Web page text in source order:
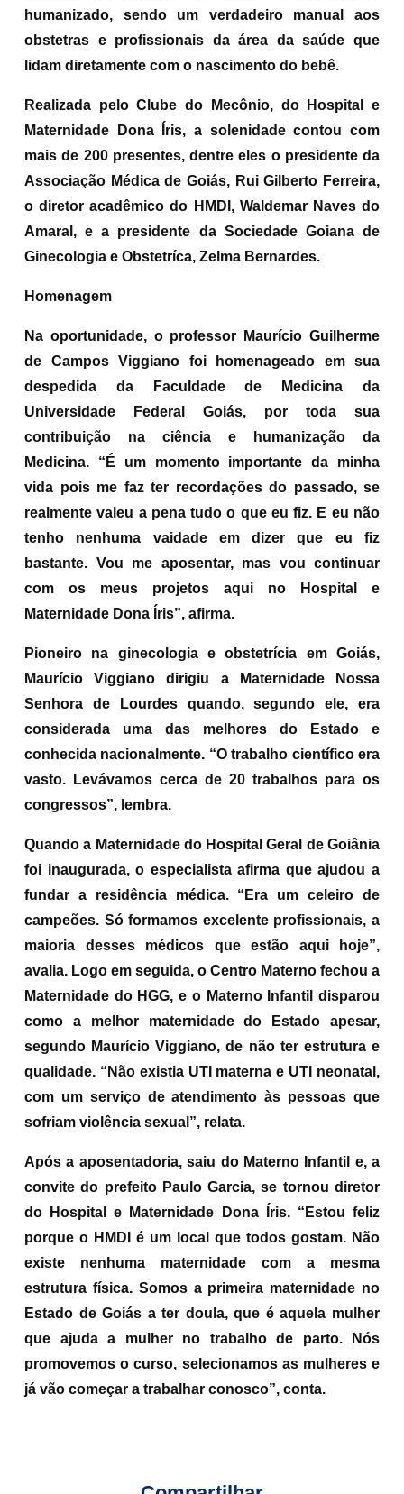
humanizado, sendo um verdadeiro manual aos
obstetras e profissionais da área da saúde que
lidam diretamente com o nascimento do bebê.
Realizada pelo Clube do Mecônio, do Hospital e
Maternidade Dona Íris, a solenidade contou com
mais de 200 presentes, dentre eles o presidente da
Associação Médica de Goiás, Rui Gilberto Ferreira,
o diretor acadêmico do HMDI, Waldemar Naves do
Amaral, e a presidente da Sociedade Goiana de
Ginecologia e Obstetríca, Zelma Bernardes.
Homenagem
Na oportunidade, o professor Maurício Guilherme
de Campos Viggiano foi homenageado em sua
despedida da Faculdade de Medicina da
Universidade Federal Goiás, por toda sua
contribuição na ciência e humanização da
Medicina. “É um momento importante da minha
vida pois me faz ter recordações do passado, se
realmente valeu a pena tudo o que eu fiz. E eu não
tenho nenhuma vaidade em dizer que eu fiz
bastante. Vou me aposentar, mas vou continuar
com os meus projetos aqui no Hospital e
Maternidade Dona Íris”, afirma.
Pioneiro na ginecologia e obstetrícia em Goiás,
Maurício Viggiano dirigiu a Maternidade Nossa
Senhora de Lourdes quando, segundo ele, era
considerada uma das melhores do Estado e
conhecida nacionalmente. “O trabalho científico era
vasto. Levávamos cerca de 20 trabalhos para os
congressos”, lembra.
Quando a Maternidade do Hospital Geral de Goiânia
foi inaugurada, o especialista afirma que ajudou a
fundar a residência médica. “Era um celeiro de
campeões. Só formamos excelente profissionais, a
maioria desses médicos que estão aqui hoje”,
avalia. Logo em seguida, o Centro Materno fechou a
Maternidade do HGG, e o Materno Infantil disparou
como a melhor maternidade do Estado apesar,
segundo Maurício Viggiano, de não ter estrutura e
qualidade. “Não existia UTI materna e UTI neonatal,
com um serviço de atendimento às pessoas que
sofriam violência sexual”, relata.
Após a aposentadoria, saiu do Materno Infantil e, a
convite do prefeito Paulo Garcia, se tornou diretor
do Hospital e Maternidade Dona Íris. “Estou feliz
porque o HMDI é um local que todos gostam. Não
existe nenhuma maternidade com a mesma
estrutura física. Somos a primeira maternidade no
Estado de Goiás a ter doula, que é aquela mulher
que ajuda a mulher no trabalho de parto. Nós
promovemos o curso, selecionamos as mulheres e
já vão começar a trabalhar conosco”, conta.